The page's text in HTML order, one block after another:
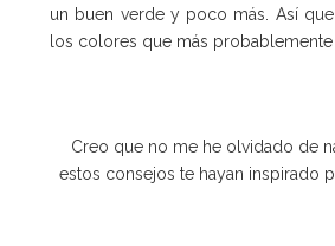
un buen verde y poco más. Así
los colores que más probablemente
Creo que no me he olvidado de
estos consejos te hayan inspirado